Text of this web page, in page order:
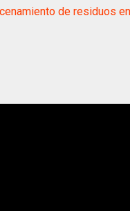
de residuos